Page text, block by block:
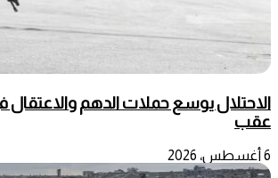
الاحتلال يوسع حملات الدهم والاعتقال
عقب
6 أغسطس، 2026